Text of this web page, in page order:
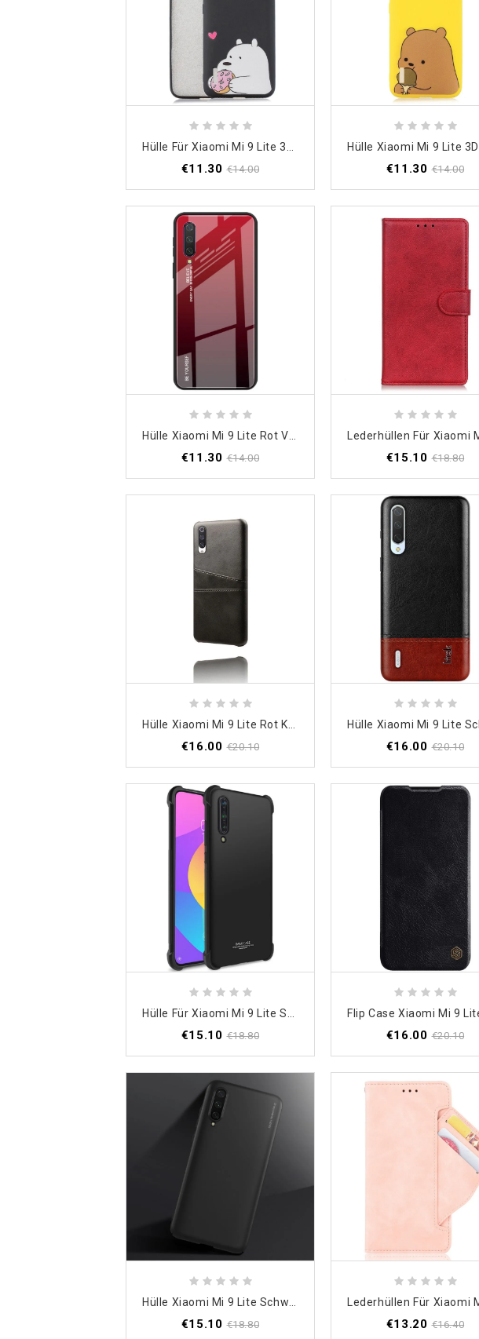
€11.30 €14.00 €11.30 €14.00
€11.30 €14.00 €15.10 €18.80
€16.00 €20.10 €16.00 €20.10
€15.10 €18.80 €16.00 €20.10
€15.10 €18.80 €13.20 €16.40